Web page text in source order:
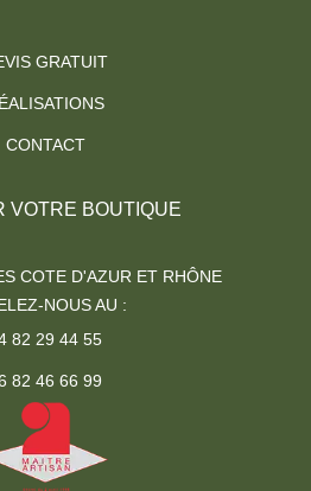
GRATUIT
CONTACT
VOTRE BOUTIQUE
COTE D'AZUR ET RHÔNE
NOUS AU :
82 29 44 55
82 46 66 99